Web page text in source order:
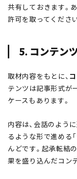
共有しておきます。
許可を取ってください
5. コンテン
取材内容をもとに、
テンツは記事形式が
ケースもあります。
内容は、会話のよう
るような形で進める
んどです。起承転結
果を盛り込んだコン